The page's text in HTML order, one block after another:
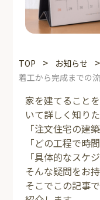
TOP > お知らせ >
着工から完成までの
家を建てること
いて詳しく知り
「注文住宅の建
「どの工程で時
「具体的なスケ
そんな疑問をお
そこでこの記事